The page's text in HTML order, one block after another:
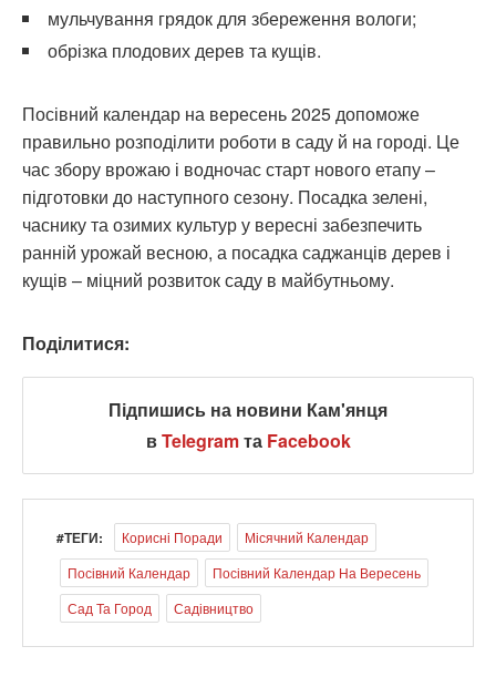
мульчування грядок для збереження вологи;
обрізка плодових дерев та кущів.
Посівний календар на вересень 2025 допоможе
правильно розподілити роботи в саду й на городі. Це
час збору врожаю і водночас старт нового етапу –
підготовки до наступного сезону. Посадка зелені,
часнику та озимих культур у вересні забезпечить
ранній урожай весною, а посадка саджанців дерев і
кущів – міцний розвиток саду в майбутньому.
Поділитися:
Підпишись на новини Кам'янця
вTelegramта Facebook
#ТЕГИ: Корисні Поради
Місячний Календар
Посівний Календар
Посівний Календар На Вересень
Сад Та Город
Садівництво